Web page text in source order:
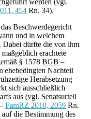
werden (vgl.
454 Rn. 34).
Beschwerdegericht
und in welchem
Dabei dürfte die von ihm
erachtete
§ 1578 BGB –
ehebedingten Nachteil
Herabsetzung
sich ausschließlich
aus (vgl. Senatsurteil
– FamRZ 2010, 2059 Rn.
die Bestimmung des